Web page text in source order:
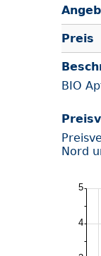
Preis
BIO
Nord